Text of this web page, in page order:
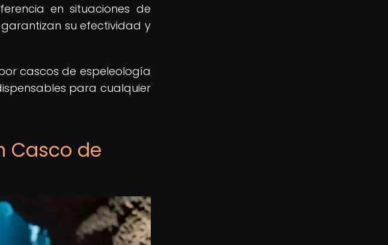
en situaciones de
su efectividad y
cascos de espeleología
para cualquier
Casco de